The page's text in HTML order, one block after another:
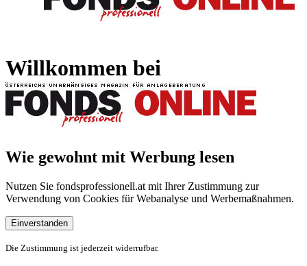
Willkommen bei
Wie gewohnt mit Werbung lesen
Nutzen Sie fondsprofessionell.at mit Ihrer Zustimmung zur
Verwendung von Cookies für Webanalyse und Werbemaßnahmen.
Einverstanden
Die Zustimmung ist jederzeit widerrufbar.